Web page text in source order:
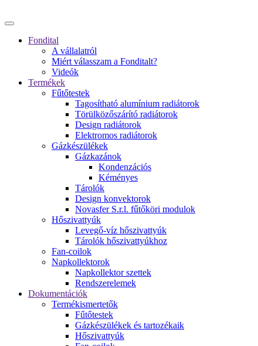
Fondital
A vállalatról
Miért válasszam a Fonditalt?
Videók
Termékek
Fűtőtestek
Tagosítható alumínium radiátorok
Törülközőszárító radiátorok
Design radiátorok
Elektromos radiátorok
Gázkészülékek
Gázkazánok
Kondenzációs
Kéményes
Tárolók
Design konvektorok
Novasfer S.r.l. fűtőköri modulok
Hőszivattyúk
Levegő-víz hőszivattyúk
Tárolók hőszivattyúkhoz
Fan-coilok
Napkollektorok
Napkollektor szettek
Rendszerelemek
Dokumentációk
Termékismertetők
Fűtőtestek
Gázkészülékek és tartozékaik
Hőszivattyúk